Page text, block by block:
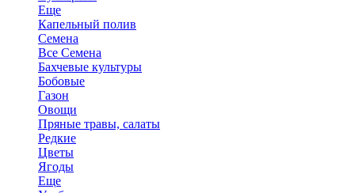
Еще
Капельный полив
Семена
Все Семена
Бахчевые культуры
Бобовые
Газон
Овощи
Пряные травы, салаты
Редкие
Цветы
Ягоды
Еще